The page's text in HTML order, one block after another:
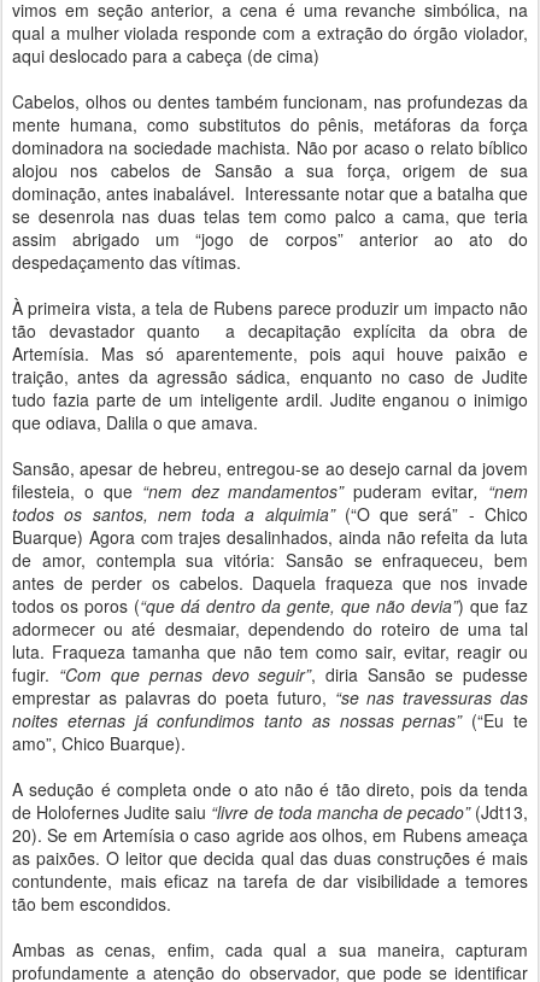
vimos em seção anterior, a cena é uma revanche simbólica, na
qual a mulher violada responde com a extração do órgão violador,
aqui deslocado para a cabeça (de cima)
Cabelos, olhos ou dentes também funcionam, nas profundezas da
mente humana, como substitutos do pênis, metáforas da força
dominadora na sociedade machista. Não por acaso o relato bíblico
alojou nos cabelos de Sansão a sua força, origem de sua
dominação, antes inabalável. Interessante notar que a batalha que
se desenrola nas duas telas tem como palco a cama, que teria
assim abrigado um “jogo de corpos” anterior ao ato do
despedaçamento das vítimas.
À primeira vista, a tela de Rubens parece produzir um impacto não
tão devastador quanto a decapitação explícita da obra de
Artemísia. Mas só aparentemente, pois aqui houve paixão e
traição, antes da agressão sádica, enquanto no caso de Judite
tudo fazia parte de um inteligente ardil. Judite enganou o inimigo
que odiava, Dalila o que amava.
Sansão, apesar de hebreu, entregou-se ao desejo carnal da jovem
filesteia, o que “nem dez mandamentos”puderam evitar, “nem
todos os santos, nem toda a alquimia”(“O que será” - Chico
Buarque) Agora com trajes desalinhados, ainda não refeita da luta
de amor, contempla sua vitória: Sansão se enfraqueceu, bem
antes de perder os cabelos. Daquela fraqueza que nos invade
todos os poros (“que dá dentro da gente, que não devia”) que faz
adormecer ou até desmaiar, dependendo do roteiro de uma tal
luta. Fraqueza tamanha que não tem como sair, evitar, reagir ou
fugir. “Com que pernas devo seguir”, diria Sansão se pudesse
emprestar as palavras do poeta futuro, “se nas travessuras das
noites eternas já confundimos tanto as nossas pernas”(“Eu te
amo”, Chico Buarque).
A sedução é completa onde o ato não é tão direto, pois da tenda
de Holofernes Judite saiu “livre de toda mancha de pecado”(Jdt13,
20). Se em Artemísia o caso agride aos olhos, em Rubens ameaça
as paixões. O leitor que decida qual das duas construções é mais
contundente, mais eficaz na tarefa de dar visibilidade a temores
tão bem escondidos.
Ambas as cenas, enfim, cada qual a sua maneira, capturam
profundamente a atenção do observador, que pode se identificar